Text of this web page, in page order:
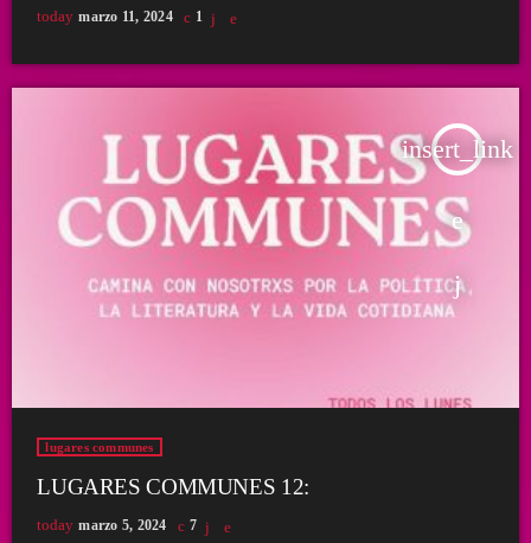
today marzo 11, 2024 1
insert_link
lugares communes
LUGARES COMMUNES 12:
today marzo 5, 2024 7